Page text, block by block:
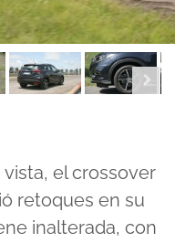
el crossover
retoques en su
inalterada, con